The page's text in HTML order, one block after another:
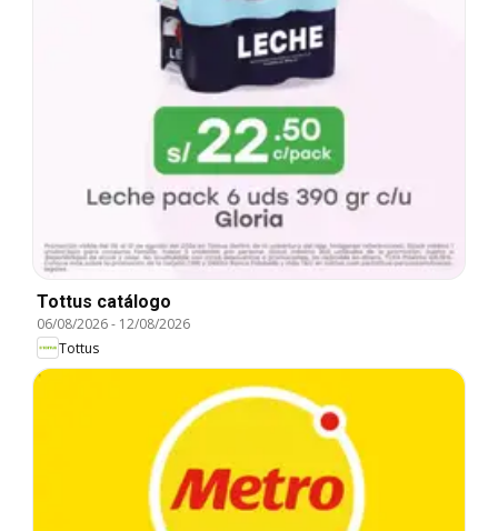
Tottus catálogo
06/08/2026- 12/08/2026
Tottus